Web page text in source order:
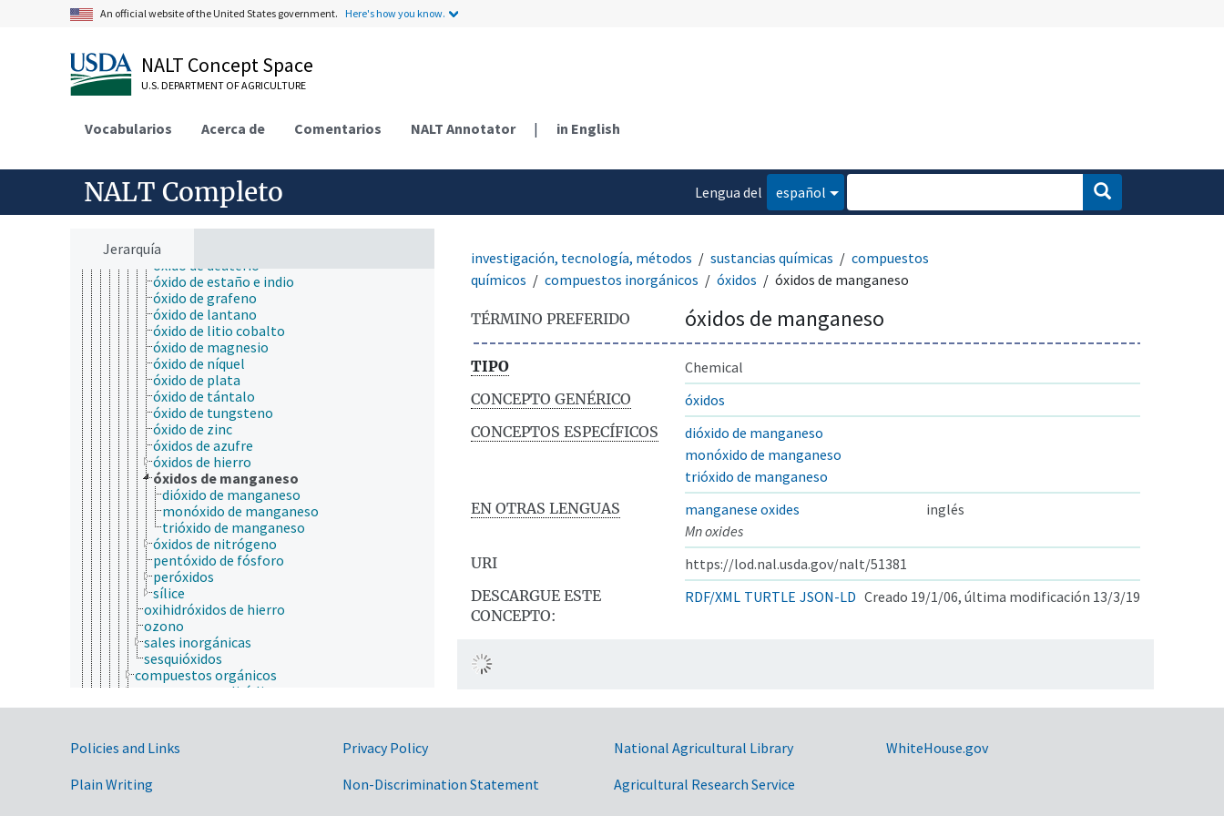
An official website of the United States government. Here's how you know.
NALT Concept Space
U.S. DEPARTMENT OF AGRICULTURE
Vocabularios Acerca de Comentarios NALT Annotator | in English
NALT Completo
Lengua del
español
Jerarquía
dióxido de titanio
monóxido de carbono
monóxido de estaño
óxido cúprico
óxido de aluminio
óxido de arsénico
óxido de bismuto
óxido de calcio
óxido de circonio
óxido de cobalto
óxido de deuterio
óxido de estaño e indio
óxido de grafeno
óxido de lantano
óxido de litio cobalto
óxido de magnesio
óxido de níquel
óxido de plata
óxido de tántalo
óxido de tungsteno
óxido de zinc
óxidos de azufre
óxidos de hierro
óxidos de manganeso
dióxido de manganeso
monóxido de manganeso
trióxido de manganeso
óxidos de nitrógeno
pentóxido de fósforo
peróxidos
sílice
oxihidróxidos de hierro
ozono
sales inorgánicas
sesquióxidos
compuestos orgánicos
compuestos policíclicos
compuestos volátiles
radicales libres
elementos químicos
petroquímicos
investigación, tecnología, métodos sustancias químicas
compuestos
químicos
compuestos inorgánicos óxidos óxidos de manganeso
TÉRMINO PREFERIDO óxidos de manganeso
TIPO
Chemical
CONCEPTO GENÉRICO
óxidos
CONCEPTOS ESPECÍFICOS
dióxido de manganeso
monóxido de manganeso
trióxido de manganeso
EN OTRAS LENGUAS
manganese oxides
inglés
Mn oxides
URI
https://lod.nal.usda.gov/nalt/51381
DESCARGUE ESTE
CONCEPTO:
RDF/XML TURTLE JSON-LD Creado 19/1/06, última modificación 13/3/19
Government Links
Policies and Links
Plain Writing
Privacy Policy
Non-Discrimination Statement
National Agricultural Library
Agricultural Research Service
WhiteHouse.gov